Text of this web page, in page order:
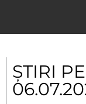
content
ȘTIRI